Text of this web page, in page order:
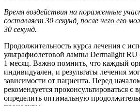
Время воздействия на пораженные
составляет 30 секунд, после чего его
30 секунд.
Продолжительность курса лечения с
ультрафиолетовой лампы Dermalight RU
1 месяц. Важно помнить, что каждый
индивидуален, и результаты лечения
зависимости от пациента. Перед
рекомендуется проконсультироваться с
определить оптимальную